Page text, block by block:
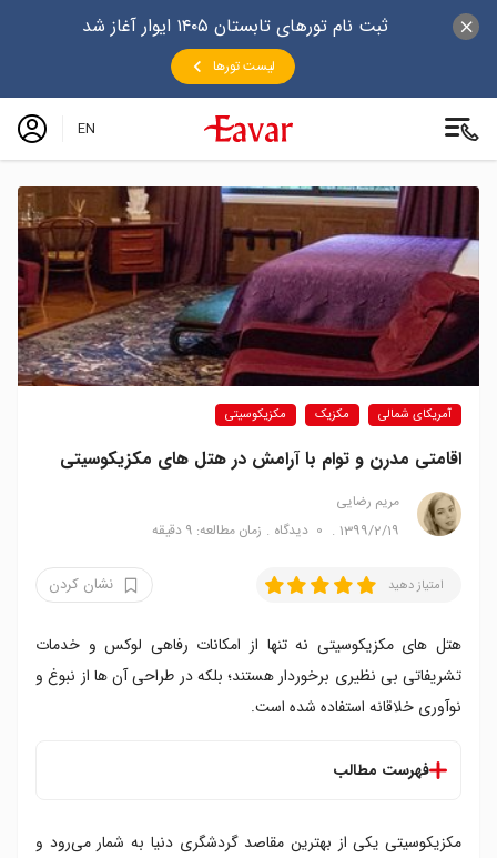
ثبت نام تورهای تابستان ۱۴۰۵ ایوار آغاز شد
لیست تورها
EN
آمریکای شمالی مکزیک مکزیکوسیتی
اقامتی مدرن و توام با آرامش در هتل های مکزیکوسیتی
مریم رضایی
1399/2/19
0 دیدگاه زمان مطالعه: 9 دقیقه
امتیاز دهید نشان کردن
هتل های مکزیکوسیتی نه تنها از امکانات رفاهی لوکس و خدمات
تشریفاتی بی نظیری برخوردار هستند؛ بلکه در طراحی آن ها از نبوغ و
نوآوری خلاقانه استفاده شده است.
فهرست مطالب
۱. گران هتل سیوداد د مکزیکو
مکزیکوسیتی یکی از بهترین مقاصد گردشگری دنیا به شمار می‌رود و